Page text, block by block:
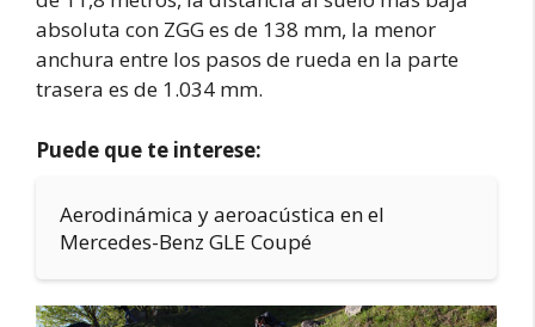
absoluta con ZGG es de 138 mm, la menor
anchura entre los pasos de rueda en la parte
trasera es de 1.034 mm.
Puede que te interese:
Aerodinámica y aeroacústica en el
Mercedes-Benz GLE Coupé